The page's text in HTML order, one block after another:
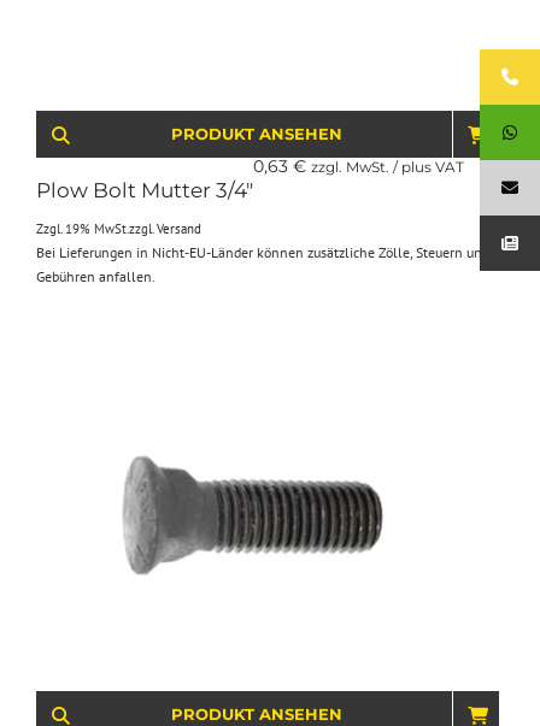
PRODUKT ANSEHEN
Plow Bolt Mutter 3/4″
0,63 € zzgl. MwSt. / plus VAT
Zzgl. 19% MwSt.zzgl.Versand
Bei Lieferungen in Nicht-EU-Länder können zusätzliche Zölle, Steuern und
Gebühren anfallen.
IN
PRODUKT ANSEHEN